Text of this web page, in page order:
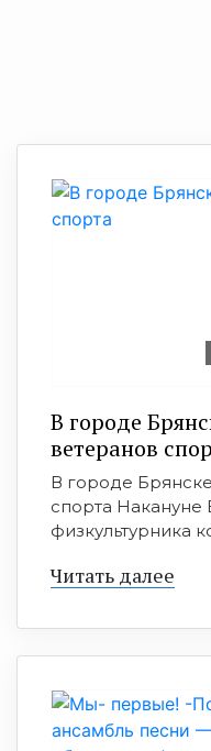
В городе
ветеранов
В городе
спорта Накануне
физкультурника
Читать далее